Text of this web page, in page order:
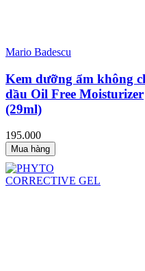
Mario Badescu
Kem dưỡng ẩm không
dầu Oil Free Moisturizer
(29ml)
195.000
Mua hàng